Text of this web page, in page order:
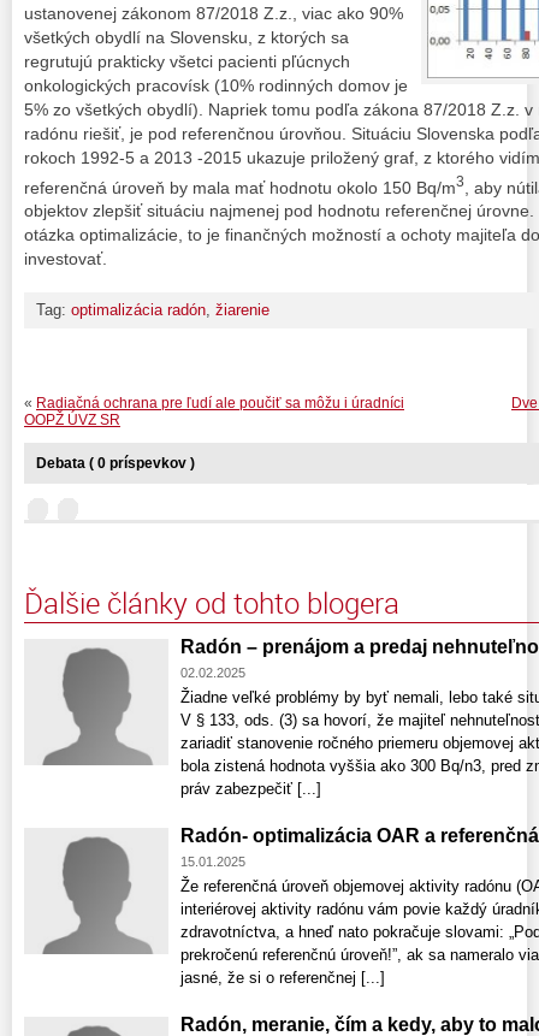
ustanovenej zákonom 87/2018 Z.z., viac ako 90%
všetkých obydlí na Slovensku, z ktorých sa
regrutujú prakticky všetci pacienti pľúcnych
onkologických pracovísk (10% rodinných domov je
5% zo všetkých obydlí). Napriek tomu podľa zákona 87/2018 Z.z.
radónu riešiť, je pod referenčnou úrovňou. Situáciu Slovenska
rokoch 1992-5 a 2013 -2015 ukazuje priložený graf, z ktorého
referenčná úroveň by mala mať hodnotu okolo 150 Bq/m3
, aby
objektov zlepšiť situáciu najmenej pod hodnotu referenčnej
otázka optimalizácie, to je finančných možností a ochoty majiteľa
investovať.
Tag: optimalizácia radón žiarenie
« Radiačná ochrana pre ľudí ale poučiť sa môžu i úradníci
OOPŽ ÚVZ SR
Debata ( 0 príspevkov )
Ďalšie články od tohto blogera
Radón – prenájom a predaj
02.02.2025
Žiadne veľké problémy by byť nemali, lebo také
V § 133, ods. (3) sa hovorí, že majiteľ
zariadiť stanovenie ročného priemeru objemovej
bola zistená hodnota vyššia ako 300 Bq/n3, pred
práv zabezpečiť [...]
Radón- optimalizácia OAR a
15.01.2025
Že referenčná úroveň objemovej aktivity radónu
interiérovej aktivity radónu vám povie každý
zdravotníctva, a hneď nato pokračuje slovami:
prekročenú referenčnú úroveň!”, ak sa nameralo
jasné, že si o referenčnej [...]
Radón, meranie, čím a kedy, aby to